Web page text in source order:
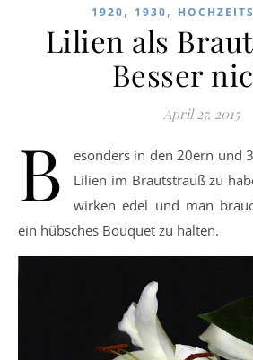
1920, 1930,
Lilien als
Besser
April 27, 2015
B
esonders in den 20ern und
Lilien im Brautstrauß zu
wirken edel und man
ein hübsches Bouquet zu halten.